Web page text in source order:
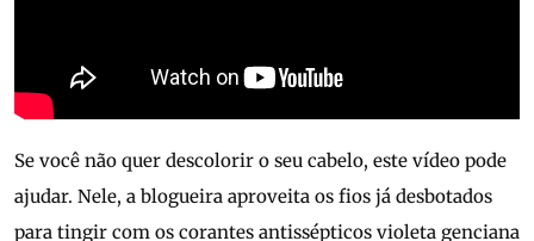
Se você não quer descolorir o seu cabelo, este vídeo pode
ajudar. Nele, a blogueira aproveita os fios já desbotados
para tingir com os corantes antissépticos violeta genciana